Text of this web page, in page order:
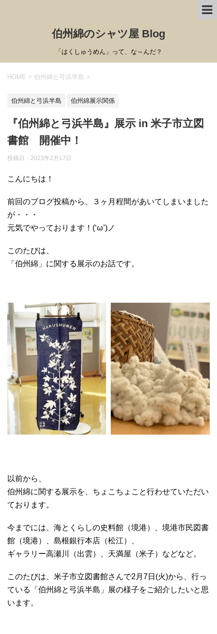
伯州綿のシャツ屋 Blog
「はくしゅうめん」って、な～んだ？
HOME > 伯州綿と弓浜半島 >
伯州綿と弓浜半島 伯州綿展示関係
『伯州綿と弓浜半島』展示 in 米子市立図
書館 開催中！
投稿日： 2023年2月17日
こんにちは！
前回のブログ投稿から、３ヶ月程間があいてしまいました
が・・・
元気でやっております！(‘ω’)ノ
このたびは、
「伯州綿」に関する展示のお話です。
以前から、
伯州綿に関する展示を、ちょこちょこと行わせていただい
ております。
今までには、海とくらしの史料館（境港）、境港市民図書
館（境港）、島根銀行本店（松江）、
ギャラリー高瀬川（出雲）、天満屋（米子）などなど。
このたびは、米子市立図書館さんで2月7日(火)から、行っ
ている「伯州綿と弓浜半島」展の様子をご紹介したいと思
います。